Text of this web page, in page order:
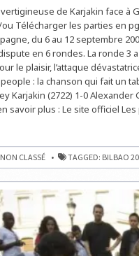
de Karjakin face à
Télécharger les parties en
du 6 au 12 septembre
en 6 rondes. La ronde
le plaisir, l’attaque
: la chanson qui fait un
Karjakin (2722) 1-0 Alexander
savoir plus : Le site officiel
NON CLASSÉ TAGGED: BILBAO